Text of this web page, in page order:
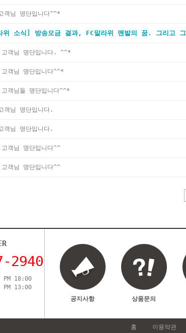
객님 명단입니다^^*
위 소식] 방송모금 결과, FC말라위 맨발의 꿈. 그리고
객님 명단입니다. ^^*
객님 명단입니다^^*
객님들 명단입니다^^*
객님 명단입니다.
객님 명단입니다.
객님 명단입니다^^
객님 명단입니다^^
2940
18:00
13:00
공지사항 상품문의
홈 이용약관